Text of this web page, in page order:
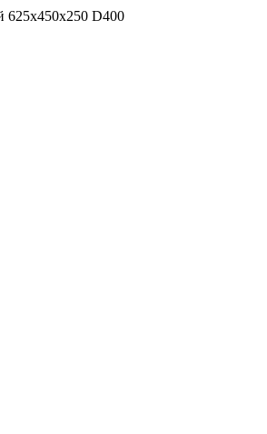
625х450х250 D400